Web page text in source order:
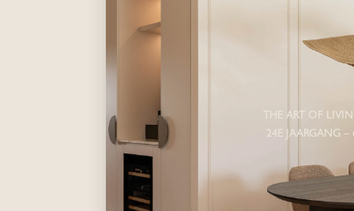
THE ART OF
24E JAARGANG –